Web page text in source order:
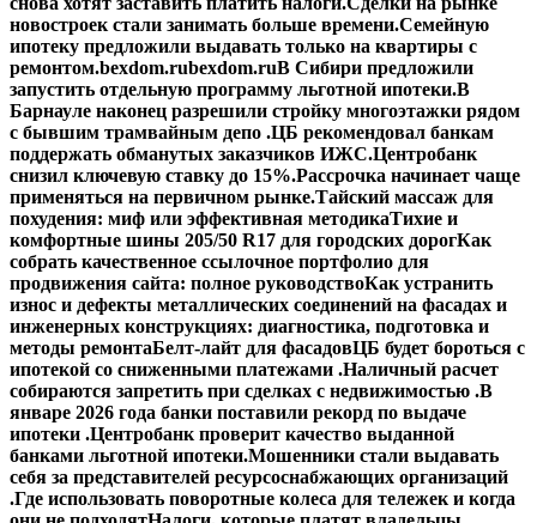
новостроек стали занимать больше времени.Семейную
ипотеку предложили выдавать только на квартиры с
ремонтом.bexdom.rubexdom.ruВ Сибири предложили
запустить отдельную программу льготной ипотеки.В
Барнауле наконец разрешили стройку многоэтажки рядом
с бывшим трамвайным депо .ЦБ рекомендовал банкам
поддержать обманутых заказчиков ИЖС.Центробанк
снизил ключевую ставку до 15%.Рассрочка начинает чаще
применяться на первичном рынке.Тайский массаж для
похудения: миф или эффективная методикаТихие и
комфортные шины 205/50 R17 для городских дорогКак
собрать качественное ссылочное портфолио для
продвижения сайта: полное руководствоКак устранить
износ и дефекты металлических соединений на фасадах и
инженерных конструкциях: диагностика, подготовка и
методы ремонтаБелт-лайт для фасадовЦБ будет бороться с
ипотекой со сниженными платежами .Наличный расчет
собираются запретить при сделках с недвижимостью .В
январе 2026 года банки поставили рекорд по выдаче
ипотеки .Центробанк проверит качество выданной
банками льготной ипотеки.Мошенники стали выдавать
себя за представителей ресурсоснабжающих организаций
.Где использовать поворотные колеса для тележек и когда